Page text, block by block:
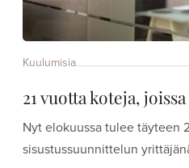
Kuulumisia
21 vuotta koteja,
Nyt elokuussa tulee täyteen
sisustussuunnittelun